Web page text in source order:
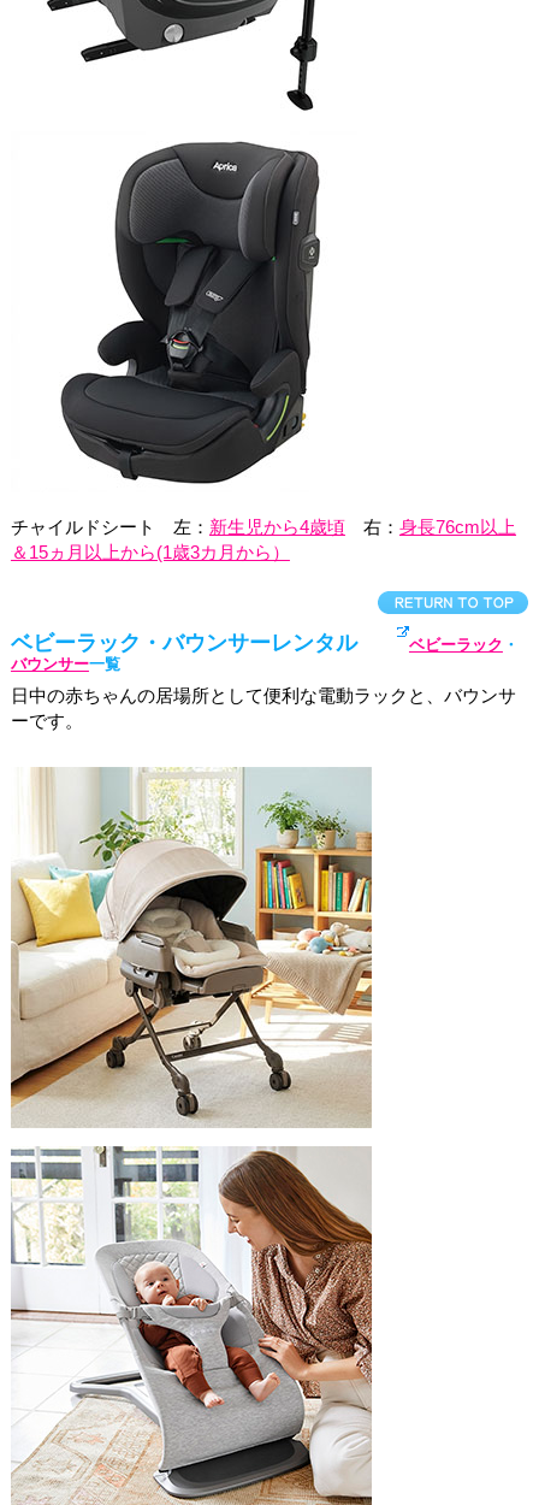
チャイルドシート 左： 新生児から4歳頃右： 身長76cm以上
＆15ヵ月以上から(1歳3カ月から）
ベビーラック・バウンサーレンタル ベビーラック ・
バウンサー一覧
日中の赤ちゃんの居場所として便利な電動ラックと、バウンサ
ーです。